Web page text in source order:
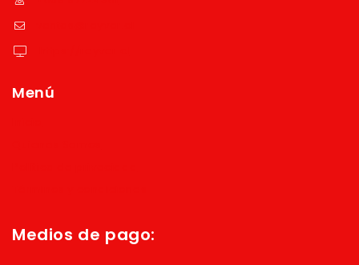
Menú
Medios de pago: